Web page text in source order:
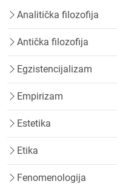
Analitička filozofija
Antička filozofija
Egzistencijalizam
Empirizam
Estetika
Etika
Fenomenologija